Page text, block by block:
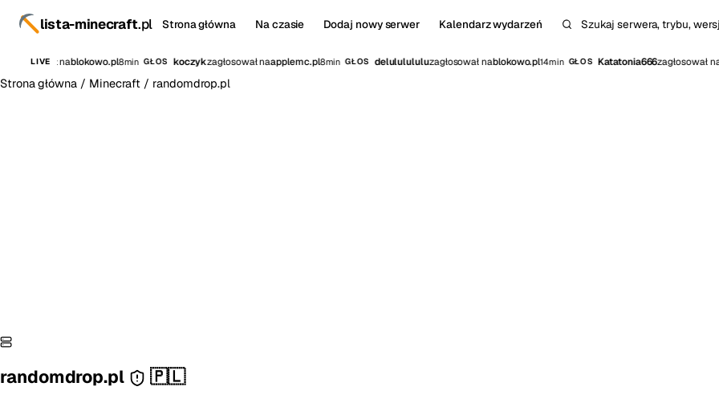
lista-minecraft.pl Strona główna Na czasie Dodaj nowy serwer Kalendarz wydarzeń Szukaj serwera, trybu,
LIVE
zagłosował nablokowo.pl8min GŁOS koczykzagłosował naapplemc.pl8min GŁOS delululululuzagłosował nablokowo.pl14min GŁOS Katatonia666zagłosował na
Strona główna / Minecraft / randomdrop.pl
randomdrop.pl 🇵🇱